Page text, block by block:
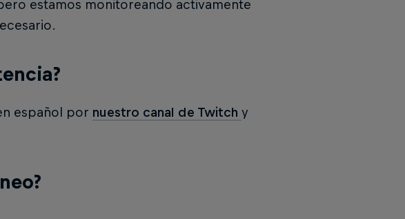
estamos monitoreando activamente
español por nuestro canal de Twitch y